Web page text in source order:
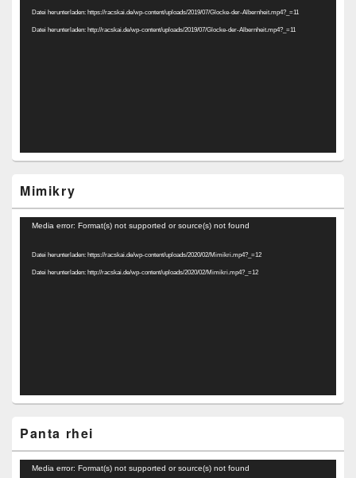
Datei herunterladen: https://racskai.de/wp-content/uploads/2019/07/Glocke-der-Albernheit.mp4?_=11
Datei herunterladen: http://racskai.de/wp-content/uploads/2019/07/Glocke-der-Albernheit.mp4?_=11
Mimikry
Video-
Media error: Format(s) not supported or source(s) not found
Datei herunterladen: https://racskai.de/wp-content/uploads/2020/02/Mimikri.mp4?_=12
Datei herunterladen: http://racskai.de/wp-content/uploads/2020/02/Mimikri.mp4?_=12
Panta rhei
Video-
Media error: Format(s) not supported or source(s) not found